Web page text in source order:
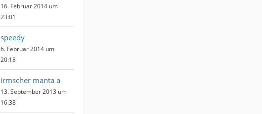
16. Februar 2014 um
23:01
speedy
6. Februar 2014 um
20:18
irmscher manta a
13. September 2013 um
16:38